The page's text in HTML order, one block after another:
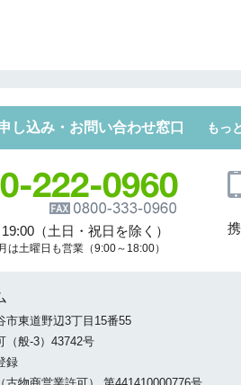
し込み・お問い合わせ窓口 もっ
（土日・祝日を除く）
は土曜日も営業（9:00～18:00）
折り返しのご連絡
市東道野辺3丁目15番55
（般-3）43742号
録